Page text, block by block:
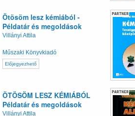
Ötösöm lesz kémiából -
Példatár és megoldások
Villányi Attila
Műszaki Könyvkiadó
Előjegyezhető
PARTNER
ÖTÖSÖM LESZ KÉMIÁBÓL
Példatár és megoldások
Villányi Attila
PARTNER